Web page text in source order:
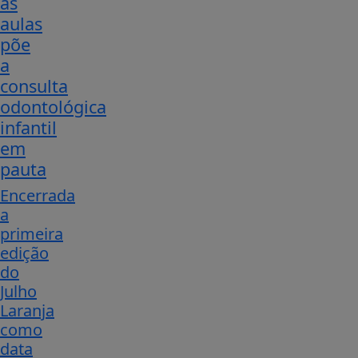
aulas
põe
a
consulta
odontológica
infantil
em
pauta
Encerrada
a
primeira
edição
do
Julho
Laranja
como
data